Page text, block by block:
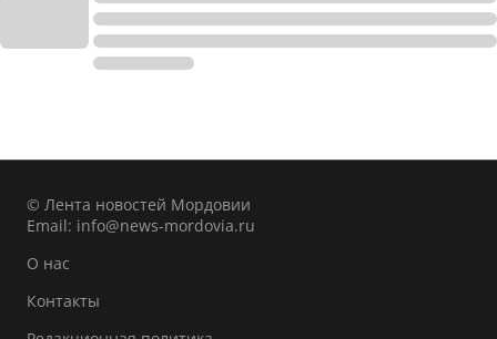
© Лента новостей Мордовии
Email: info@news-mordovia.ru
О нас
Контакты